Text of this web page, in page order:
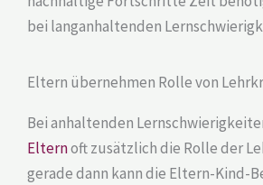
bei langanhaltenden
Eltern übernehmen Rolle von
Bei anhaltenden
Elternoft zusätzlich die Rolle der
gerade dann kann die Eltern-Kind-